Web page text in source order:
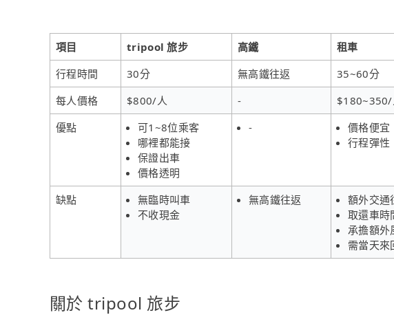
項目 tripool 旅步 高鐵 租車
行程時間
30分 無高鐵往返 35~60分
每人價格
$800/人 - $180~350/
優點
可1~8位乘客
哪裡都能接
保證出車
價格透明
-
價格便宜
行程彈性
缺點
無臨時叫車
不收現金
無高鐵往返
額外交通
取還車時
承擔額外
需當天來
關於 tripool 旅步